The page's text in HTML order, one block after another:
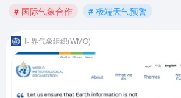
# 国际气象合作
# 极端天气预警
世界气象组织(WMO)